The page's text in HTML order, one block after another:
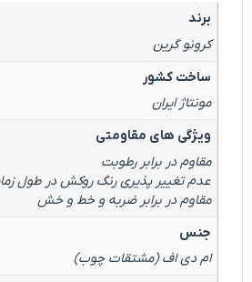
برند
کرونو گرین
ساخت کشور
مونتاژ ایران
ویژگی های مقاومتی
مقاوم در برابر رطوبت
عدم تغییر پذیری رنگ روکش در طول
مقاوم در برابر ضربه و خط و خش
جنس
ام دی اف (مشتقات چوب)